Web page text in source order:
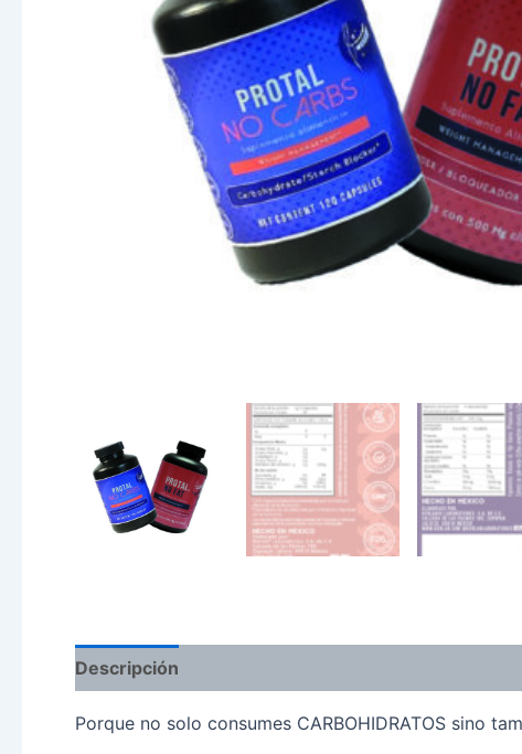
Descripción
Porque no solo consumes CARBOHIDRATOS sino